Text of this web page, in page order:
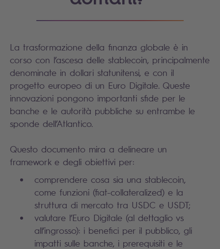
La trasformazione della finanza globale è in
corso con l’ascesa delle stablecoin, principalmente
denominate in dollari statunitensi, e con il
progetto europeo di un Euro Digitale. Queste
innovazioni pongono importanti sfide per le
banche e le autorità pubbliche su entrambe le
sponde dell’Atlantico.
Questo documento mira a delineare un
framework e degli obiettivi per:
comprendere cosa sia una stablecoin,
come funzioni (fiat-collateralized) e la
struttura di mercato tra USDC e USDT;
valutare l’Euro Digitale (al dettaglio vs
all’ingrosso): i benefici per il pubblico, gli
impatti sulle banche, i prerequisiti e le